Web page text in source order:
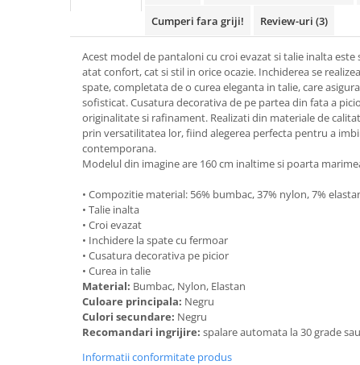
Cumperi fara griji! Review-uri (3)
Acest model de pantaloni cu croi evazat si talie inalta
atat confort, cat si stil in orice ocazie. Inchiderea se
spate, completata de o curea eleganta in talie, care
sofisticat. Cusatura decorativa de pe partea din fata a
originalitate si rafinament. Realizati din materiale de
prin versatilitatea lor, fiind alegerea perfecta pentru a
contemporana.
Modelul din imagine are 160 cm inaltime si poarta
• Compozitie material: 56% bumbac, 37% nylon, 7%
• Talie inalta
• Croi evazat
• Inchidere la spate cu fermoar
• Cusatura decorativa pe picior
• Curea in talie
Material: Bumbac, Nylon, Elastan
Culoare principala: Negru
Culori secundare: Negru
Recomandari ingrijire: spalare automata la 30 grade
Informatii conformitate produs